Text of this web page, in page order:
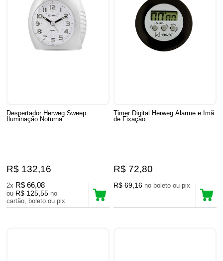
Despertador Herweg Sweep
Iluminação Noturna
R$ 132,16
2x R$ 66,08
ou R$ 125,55 no
cartão, boleto ou pix
Timer Digital Herweg Alarme e Imã
de Fixação
R$ 72,80
R$ 69,16 no boleto ou pix